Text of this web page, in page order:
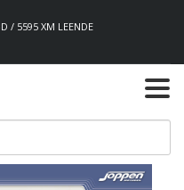
/ 5595 XM LEENDE